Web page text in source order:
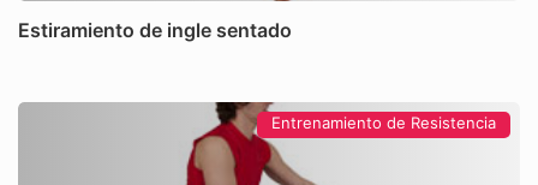
Estiramiento de ingle sentado
Entrenamiento de Resistencia